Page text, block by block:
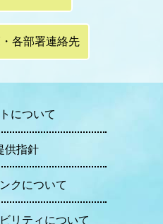
各部署連絡先
について
供指針
クについて
リティについて